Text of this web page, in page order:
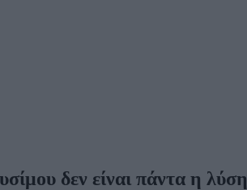
δεν είναι πάντα η λύση